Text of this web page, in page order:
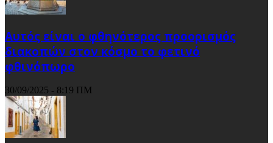
Αυτός είναι ο φθηνότερος προορισμός
διακοπών στον κόσμο το φετινό
φθινόπωρο
30/09/2025 - 8:19 ΠΜ